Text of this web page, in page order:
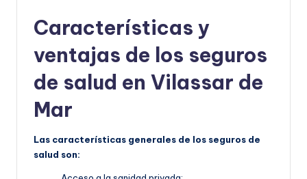
Características y
ventajas de los seguros
de salud en Vilassar de
Mar
Las características generales de los seguros de
salud son: